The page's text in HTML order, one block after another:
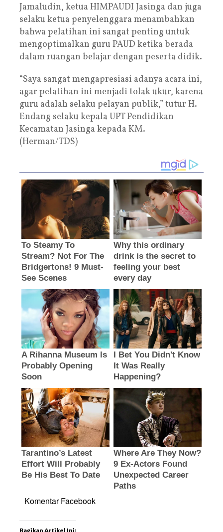
Jamaludin, ketua HIMPAUDI Jasinga dan juga
selaku ketua penyelenggara menambahkan
bahwa pelatihan ini sangat penting untuk
mengoptimalkan guru PAUD ketika berada
dalam ruangan belajar dengan peserta didik.
“Saya sangat mengapresiasi adanya acara ini,
agar pelatihan ini menjadi tolak ukur, karena
guru adalah selaku pelayan publik,” tutur H.
Endang selaku kepala UPT Pendidikan
Kecamatan Jasinga kepada KM.
(Herman/TDS)
Komentar Facebook
Bagikan Artikel Ini: